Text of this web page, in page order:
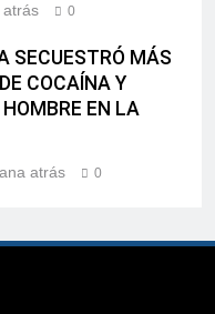
0
SECUESTRÓ MÁS
COCAÍNA Y
EN LA
atrás 0